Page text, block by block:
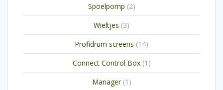
Spoelpomp 22
producten
Wieltjes 33
producten
Profidrum screens 1414
producten
Connect Control Box 1 1
product
Manager 1 1